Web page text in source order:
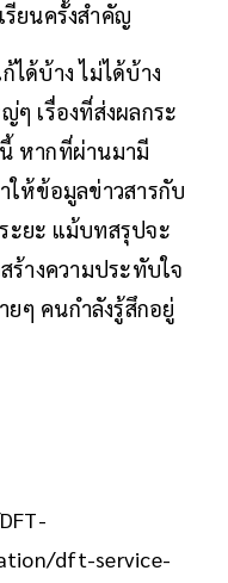
ยนครั้งสำคัญ
ด้บ้าง ไม่ได้บ้าง
ๆ เรื่องที่ส่งผลกระ
หากที่ผ่านมามี
ให้ข้อมูลข่าวสารกับ
ะยะ แม้บทสรุปจะ
ร้างความประทับใจ
ยๆ คนกำลังรู้สึกอยู่
dft-service-